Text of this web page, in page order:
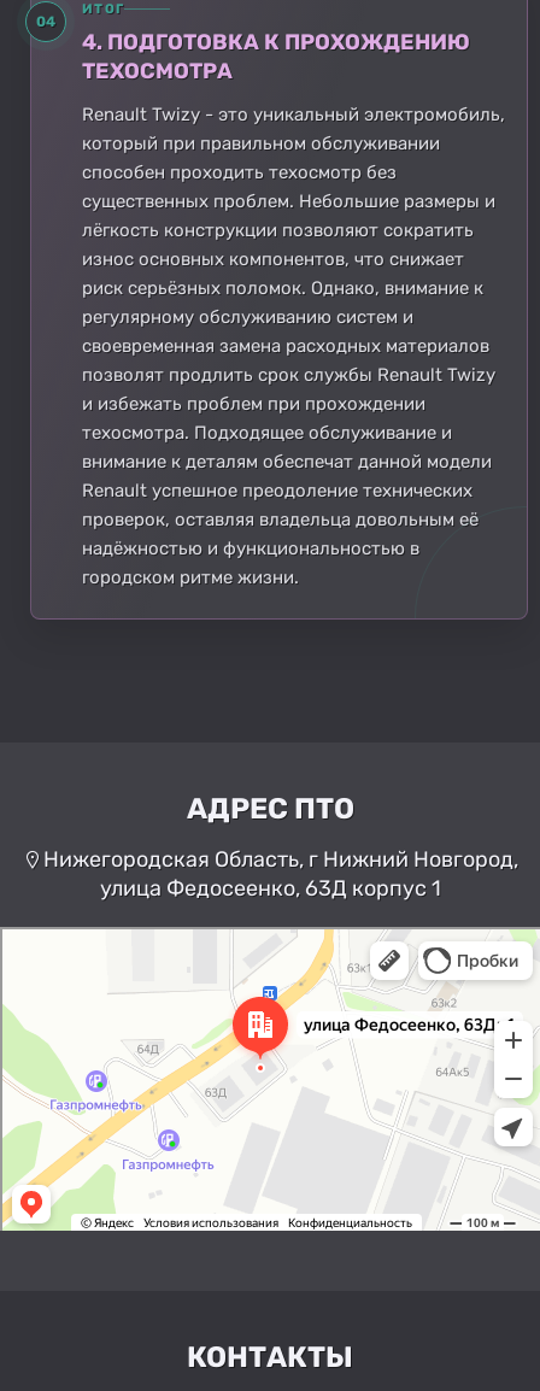
04
ИТОГ
4. ПОДГОТОВКА К ПРОХОЖДЕНИЮ
ТЕХОСМОТРА
Renault Twizy - это уникальный электромобиль,
который при правильном обслуживании
способен проходить техосмотр без
существенных проблем. Небольшие размеры и
лёгкость конструкции позволяют сократить
износ основных компонентов, что снижает
риск серьёзных поломок. Однако, внимание к
регулярному обслуживанию систем и
своевременная замена расходных материалов
позволят продлить срок службы Renault Twizy
и избежать проблем при прохождении
техосмотра. Подходящее обслуживание и
внимание к деталям обеспечат данной модели
Renault успешное преодоление технических
проверок, оставляя владельца довольным её
надёжностью и функциональностью в
городском ритме жизни.
АДРЕС ПТО
Нижегородская Область, г Нижний Новгород,
улица Федосеенко, 63Д корпус 1
Нижний Новгород
Улица Федосеенко, 63Дк1 —
Яндекс Карты
КОНТАКТЫ